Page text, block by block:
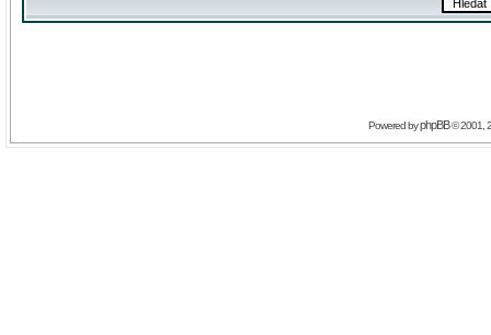
Powered byphpBB© 2001,